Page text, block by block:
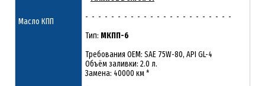
Масло КПП
- - - - - - - - - - - - - - - - - - - - - - -
Тип: МКПП-6
Требования OEM: SAE 75W-80, API GL-4
Объём заливки: 2.0 л.
Замена: 40000 км *